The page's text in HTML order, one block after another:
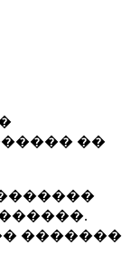
��
�������